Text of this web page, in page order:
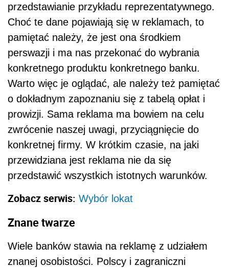
przedstawianie przykładu reprezentatywnego.
Choć te dane pojawiają się w reklamach, to
pamiętać należy, że jest ona środkiem
perswazji i ma nas przekonać do wybrania
konkretnego produktu konkretnego banku.
Warto więc je oglądać, ale należy też pamiętać
o dokładnym zapoznaniu się z tabelą opłat i
prowizji. Sama reklama ma bowiem na celu
zwrócenie naszej uwagi, przyciągnięcie do
konkretnej firmy. W krótkim czasie, na jaki
przewidziana jest reklama nie da się
przedstawić wszystkich istotnych warunków.
Zobacz serwis: Wybór lokat
Znane twarze
Wiele banków stawia na reklamę z udziałem
znanej osobistości. Polscy i zagraniczni